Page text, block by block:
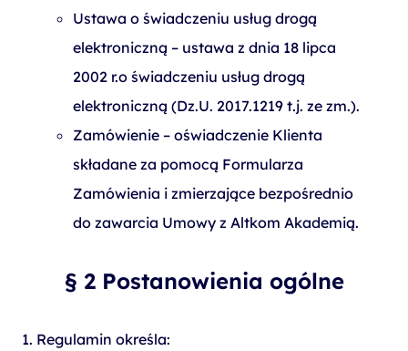
Ustawa o świadczeniu usług drogą
elektroniczną – ustawa z dnia 18 lipca
2002 r.o świadczeniu usług drogą
elektroniczną (Dz.U. 2017.1219 t.j. ze zm.).
Zamówienie – oświadczenie Klienta
składane za pomocą Formularza
Zamówienia i zmierzające bezpośrednio
do zawarcia Umowy z Altkom Akademią.
§ 2 Postanowienia ogólne
Regulamin określa: